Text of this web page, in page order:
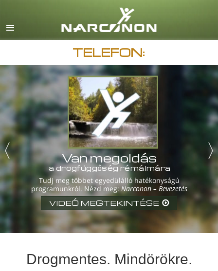
Dansk
Deutsch
görög
español
francia
héber
magyar
olasz
japán
macedón
Nederlands
orosz
TELEFON:
Van megoldás
a drogfüggőség rémálmára
Tudj meg többet egyedülálló hatékonyságú
programunkról. Nézd meg:Narconon – Bevezetés
VIDEÓ MEGTEKINTÉSE
Drogmentes. Mindörökre.